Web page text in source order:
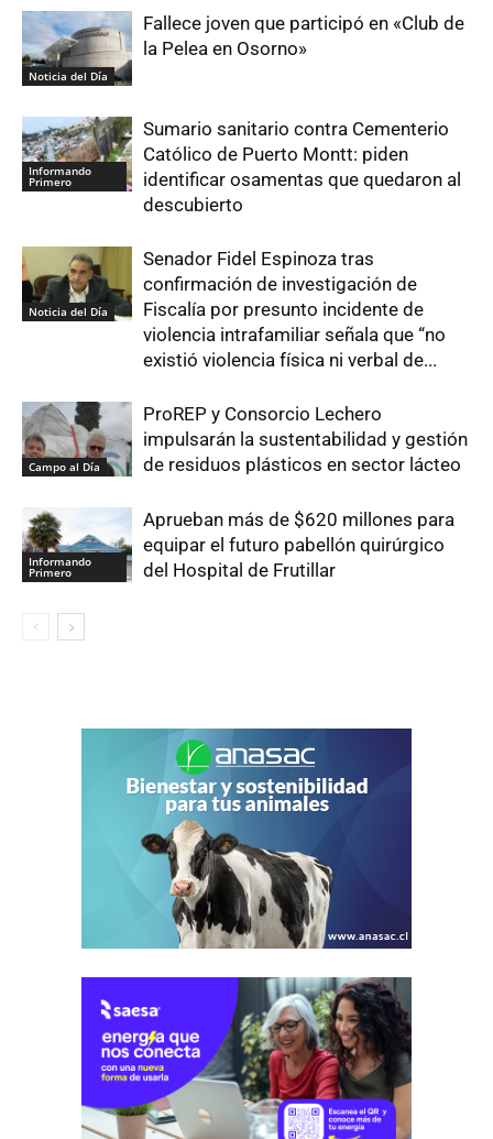
Noticia del Día
Fallece joven que participó en «Club de
la Pelea en Osorno»
Informando
Primero
Sumario sanitario contra Cementerio
Católico de Puerto Montt: piden
identificar osamentas que quedaron al
descubierto
Noticia del Día
Senador Fidel Espinoza tras
confirmación de investigación de
Fiscalía por presunto incidente de
violencia intrafamiliar señala que “no
existió violencia física ni verbal de...
Campo al Día
ProREP y Consorcio Lechero
impulsarán la sustentabilidad y gestión
de residuos plásticos en sector lácteo
Informando
Primero
Aprueban más de $620 millones para
equipar el futuro pabellón quirúrgico
del Hospital de Frutillar